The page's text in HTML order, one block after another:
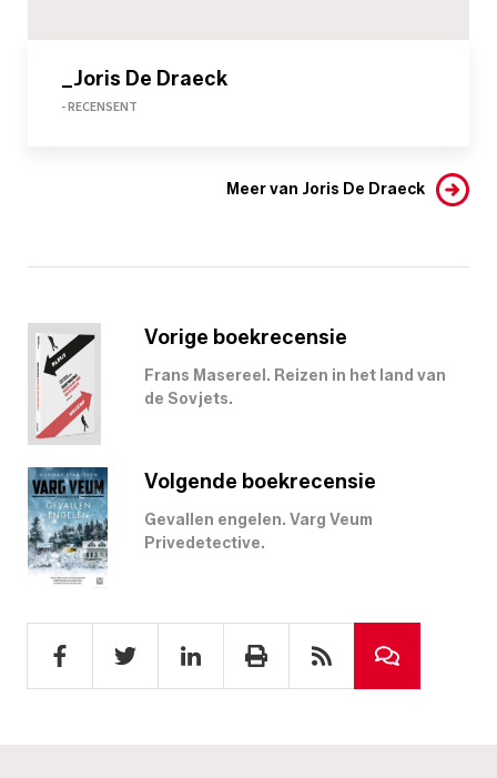
_Joris De Draeck
- RECENSENT
Meer van Joris De Draeck
Vorige boekrecensie
Frans Masereel. Reizen in het land van
de Sovjets.
Volgende boekrecensie
Gevallen engelen. Varg Veum
Privedetective.